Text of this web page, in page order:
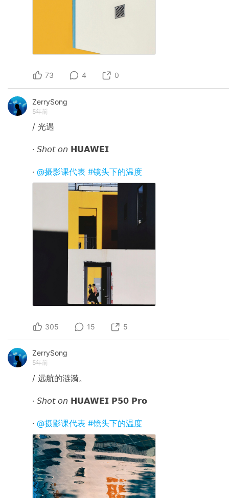
73 4 0
ZerrySong
5年前
/ 光遇
· 𝘚𝘩𝘰𝘵 𝘰𝘯 𝗛𝗨𝗔𝗪𝗘𝗜
· @摄影课代表 #镜头下的温度
305 15 5
ZerrySong
5年前
/ 远航的涟漪。
· 𝘚𝘩𝘰𝘵 𝘰𝘯 𝗛𝗨𝗔𝗪𝗘𝗜 𝗣𝟱𝟬 𝗣𝗿𝗼
· @摄影课代表 #镜头下的温度